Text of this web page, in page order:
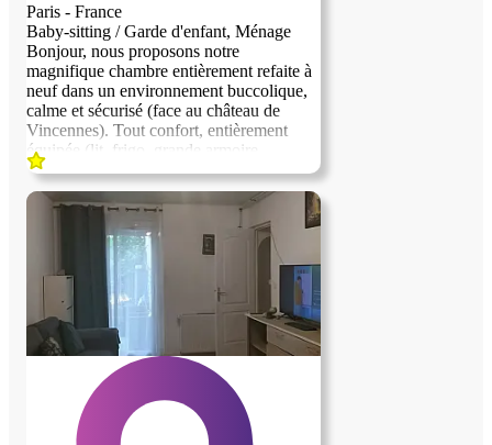
Paris - France
Baby-sitting / Garde d'enfant, Ménage
Bonjour, nous proposons notre
magnifique chambre entièrement refaite à
neuf dans un environnement buccolique,
calme et sécurisé (face au château de
Vincennes). Tout confort, entièrement
équipée (lit, frigo, grande armoire,
rétroprojecteur, bureau...). Nous
recherchons une personne sérieuse et
discrète pour nous aider dans la gestion et
la garde de nos jumeaux de 4 ans. Nous
sommes un couple avec un métier
atypique et des horaires variables. La
personne devra pouvoir preparer les
enfants le matin déposer les enfants à
l'école pour 8h30 et aller les chercher à
16h15, 4 jours par semaine (école à 8 min
en vélo cargo). La personne aura la
reponsabilite des enfants des l’absences
des parents pour raisons professionnelles
ou privees. La personne ne dépassera pas